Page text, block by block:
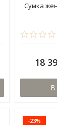
Сумка
18
В
-23%